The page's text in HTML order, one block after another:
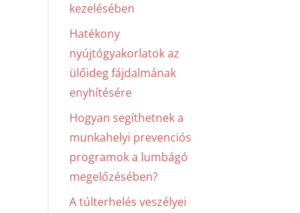
kezelésében
Hatékony
nyújtógyakorlatok az
ülőideg fájdalmának
enyhítésére
Hogyan segíthetnek a
munkahelyi prevenciós
programok a lumbágó
megelőzésében?
A túlterhelés veszélyei